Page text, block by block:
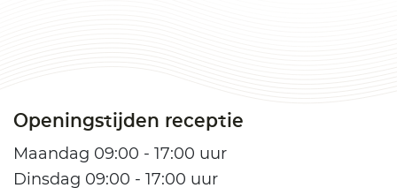
Openingstijden receptie
Maandag 09:00 - 17:00 uur
Dinsdag 09:00 - 17:00 uur